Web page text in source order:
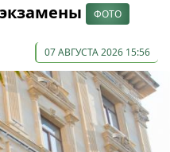
ФОТО
07 АВГУСТА 2026 15:56